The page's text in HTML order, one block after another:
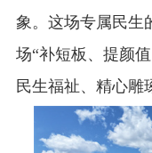
象。这场专属民生
场“补短板、提颜
民生福祉、精心雕